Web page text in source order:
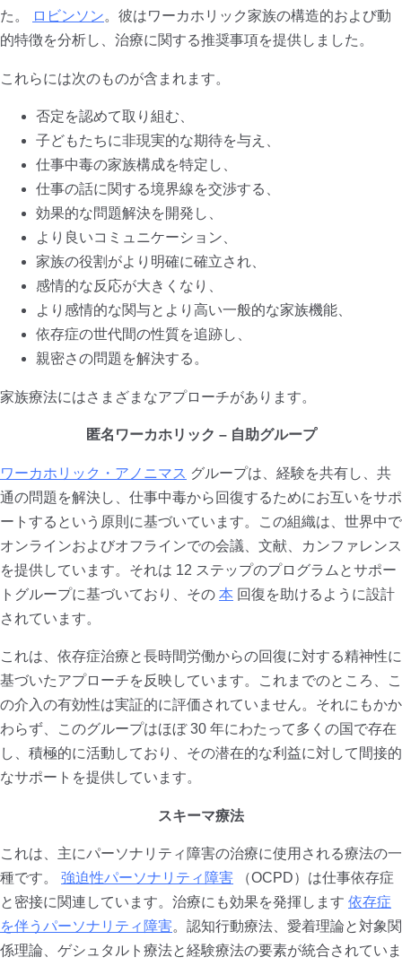
た。
ロビンソン。彼はワーカホリック家族の構造的および動
的特徴を分析し、治療に関する推奨事項を提供しました。
これらには次のものが含まれます。
否定を認めて取り組む、
子どもたちに非現実的な期待を与え、
仕事中毒の家族構成を特定し、
仕事の話に関する境界線を交渉する、
効果的な問題解決を開発し、
より良いコミュニケーション、
家族の役割がより明確に確立され、
感情的な反応が大きくなり、
より感情的な関与とより高い一般的な家族機能、
依存症の世代間の性質を追跡し、
親密さの問題を解決する。
家族療法にはさまざまなアプローチがあります。
匿名ワーカホリック – 自助グループ
ワーカホリック・アノニマス グループは、経験を共有し、共
通の問題を解決し、仕事中毒から回復するためにお互いをサポ
ートするという原則に基づいています。この組織は、世界中で
オンラインおよびオフラインでの会議、文献、カンファレンス
を提供しています。それは 12 ステップのプログラムとサポー
トグループに基づいており、その 本 回復を助けるように設計
されています。
これは、依存症治療と長時間労働からの回復に対する精神性に
基づいたアプローチを反映しています。これまでのところ、こ
の介入の有効性は実証的に評価されていません。それにもかか
わらず、このグループはほぼ 30 年にわたって多くの国で存在
し、積極的に活動しており、その潜在的な利益に対して間接的
なサポートを提供しています。
スキーマ療法
これは、主にパーソナリティ障害の治療に使用される療法の一
種です。 強迫性パーソナリティ障害 （OCPD）は仕事依存症
と密接に関連しています。治療にも効果を発揮します 依存症
を伴うパーソナリティ障害。認知行動療法、愛着理論と対象関
係理論、ゲシュタルト療法と経験療法の要素が統合されていま